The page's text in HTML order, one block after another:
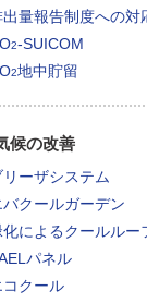
出量報告制度への対
2-SUICOM
2地中貯留
候の改善
リーザシステム
バクールガーデン
化によるクールルー
パネル
コクール